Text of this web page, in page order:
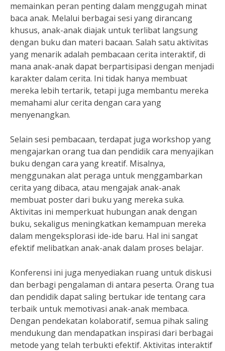
memainkan peran penting dalam menggugah minat
baca anak. Melalui berbagai sesi yang dirancang
khusus, anak-anak diajak untuk terlibat langsung
dengan buku dan materi bacaan. Salah satu aktivitas
yang menarik adalah pembacaan cerita interaktif, di
mana anak-anak dapat berpartisipasi dengan menjadi
karakter dalam cerita. Ini tidak hanya membuat
mereka lebih tertarik, tetapi juga membantu mereka
memahami alur cerita dengan cara yang
menyenangkan.
Selain sesi pembacaan, terdapat juga workshop yang
mengajarkan orang tua dan pendidik cara menyajikan
buku dengan cara yang kreatif. Misalnya,
menggunakan alat peraga untuk menggambarkan
cerita yang dibaca, atau mengajak anak-anak
membuat poster dari buku yang mereka suka.
Aktivitas ini memperkuat hubungan anak dengan
buku, sekaligus meningkatkan kemampuan mereka
dalam mengeksplorasi ide-ide baru. Hal ini sangat
efektif melibatkan anak-anak dalam proses belajar.
Konferensi ini juga menyediakan ruang untuk diskusi
dan berbagi pengalaman di antara peserta. Orang tua
dan pendidik dapat saling bertukar ide tentang cara
terbaik untuk memotivasi anak-anak membaca.
Dengan pendekatan kolaboratif, semua pihak saling
mendukung dan mendapatkan inspirasi dari berbagai
metode yang telah terbukti efektif. Aktivitas interaktif